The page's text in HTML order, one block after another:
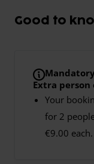
Good to
Extra
Your
for 2
€9.00 each.